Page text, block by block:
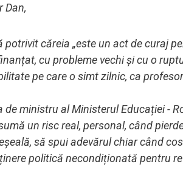
Dan,
căreia „este un act de curaj
cu probleme vechi și cu o
pe care o simt zilnic, ca
ministru al Ministerul Educației -
un risc real, personal, când
să spui adevărul chiar când
politică necondiționată pentru